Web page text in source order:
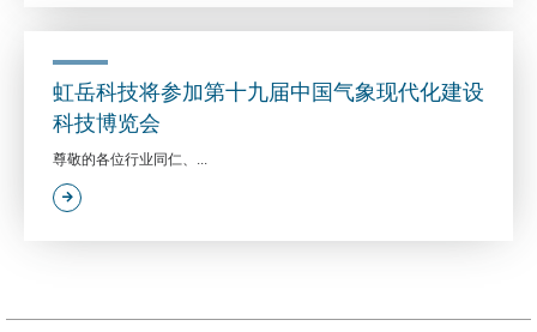
虹岳科技将参加第十九届中国气象现代化建设
科技博览会
尊敬的各位行业同仁、...